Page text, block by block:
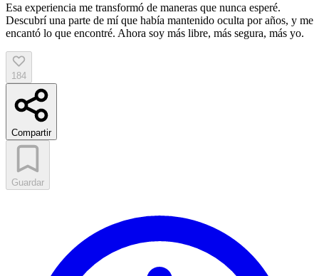
Esa experiencia me transformó de maneras que nunca esperé.
Descubrí una parte de mí que había mantenido oculta por años, y me
encantó lo que encontré. Ahora soy más libre, más segura, más yo.
184
Compartir
Guardar